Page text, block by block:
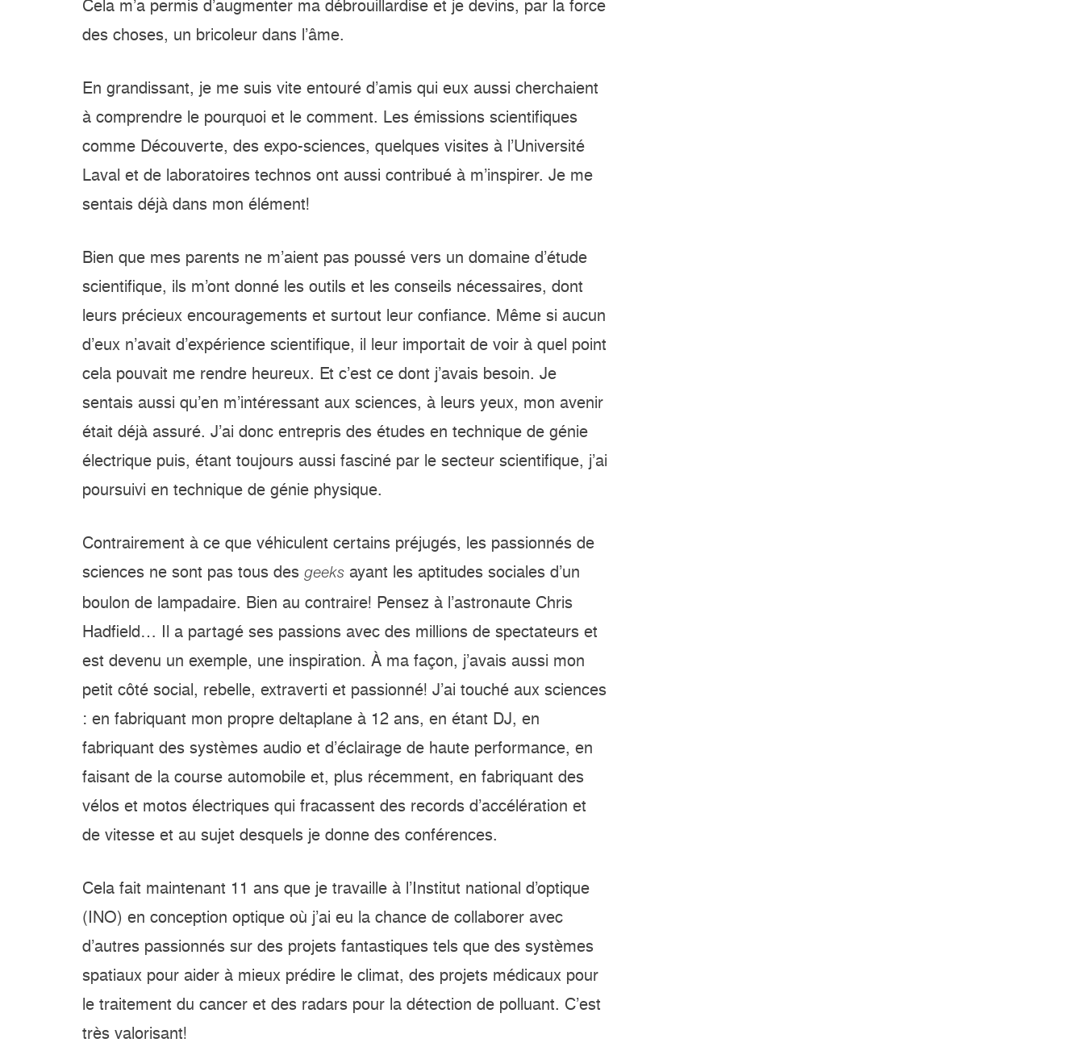
Cela m’a permis d’augmenter ma débrouillardise et je devins, par la force
des choses, un bricoleur dans l’âme.
En grandissant, je me suis vite entouré d’amis qui eux aussi cherchaient
à comprendre le pourquoi et le comment. Les émissions scientifiques
comme Découverte, des expo-sciences, quelques visites à l’Université
Laval et de laboratoires technos ont aussi contribué à m’inspirer. Je me
sentais déjà dans mon élément!
Bien que mes parents ne m’aient pas poussé vers un domaine d’étude
scientifique, ils m’ont donné les outils et les conseils nécessaires, dont
leurs précieux encouragements et surtout leur confiance. Même si aucun
d’eux n’avait d’expérience scientifique, il leur importait de voir à quel point
cela pouvait me rendre heureux. Et c’est ce dont j’avais besoin. Je
sentais aussi qu’en m’intéressant aux sciences, à leurs yeux, mon avenir
était déjà assuré. J’ai donc entrepris des études en technique de génie
électrique puis, étant toujours aussi fasciné par le secteur scientifique, j’ai
poursuivi en technique de génie physique.
Contrairement à ce que véhiculent certains préjugés, les passionnés de
sciences ne sont pas tous des geeks ayant les aptitudes sociales d’un
boulon de lampadaire. Bien au contraire! Pensez à l’astronaute Chris
Hadfield… Il a partagé ses passions avec des millions de spectateurs et
est devenu un exemple, une inspiration. À ma façon, j’avais aussi mon
petit côté social, rebelle, extraverti et passionné! J’ai touché aux sciences
: en fabriquant mon propre deltaplane à 12 ans, en étant DJ, en
fabriquant des systèmes audio et d’éclairage de haute performance, en
faisant de la course automobile et, plus récemment, en fabriquant des
vélos et motos électriques qui fracassent des records d’accélération et
de vitesse et au sujet desquels je donne des conférences.
Cela fait maintenant 11 ans que je travaille à l’Institut national d’optique
(INO) en conception optique où j’ai eu la chance de collaborer avec
d’autres passionnés sur des projets fantastiques tels que des systèmes
spatiaux pour aider à mieux prédire le climat, des projets médicaux pour
le traitement du cancer et des radars pour la détection de polluant. C’est
très valorisant!